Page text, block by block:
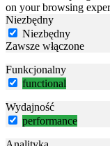
on your browsing
Niezbędny
Niezbędny
Zawsze włączone
Funkcjonalny
functional
Wydajność
performance